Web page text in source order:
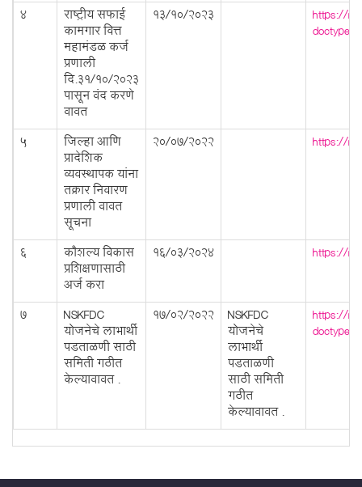
4 राष्ट्रीय सफाई
कामगार वित्त
महामंडळ कर्ज
प्रणाली
दि.31/10/2023
पासून बंद करणे
बाबत
13/10/2023 https://
5 जिल्हा आणि
प्रादेशिक
व्यवस्थापक यांना
तक्रार निवारण
प्रणाली बाबत
सूचना
20/07/2022 https://
6 कौशल्य विकास
प्रशिक्षणासाठी
अर्ज करा
16/03/2024 https://
7 NSKFDC
योजनेचे लाभार्थी
पडताळणी साठी
समिती गठीत
केल्याबाबत .
17/02/2022 NSKFDC
योजनेचे
लाभार्थी
पडताळणी
साठी समिती
गठीत
केल्याबाबत .
https://